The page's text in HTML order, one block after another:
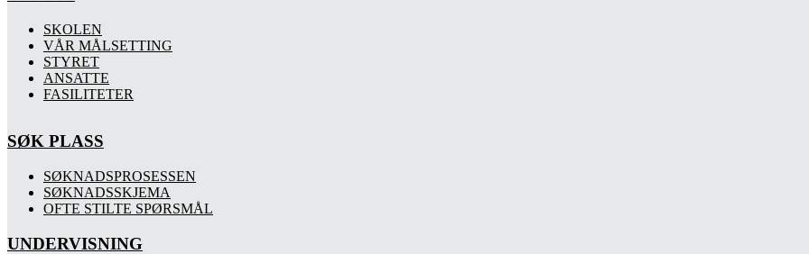
SKOLEN
VÅR MÅLSETTING
STYRET
ANSATTE
FASILITETER
SØK PLASS
SØKNADSPROSESSEN
SØKNADSSKJEMA
OFTE STILTE SPØRSMÅL
UNDERVISNING